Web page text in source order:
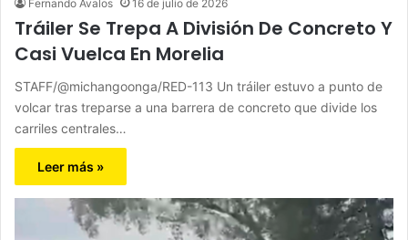
Fernando Avalos 16 de julio de 2026
Tráiler Se Trepa A División De Concreto Y
Casi Vuelca En Morelia
STAFF/@michangoonga/RED-113 Un tráiler estuvo a punto de
volcar tras treparse a una barrera de concreto que divide los
carriles centrales…
Leer más »